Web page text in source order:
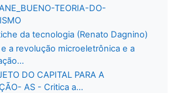
TEORIA-DO-
da tecnologia (Renato Dagnino)
e a revolução microeletrônica e a
DO CAPITAL PARA A
AS - Critica a...